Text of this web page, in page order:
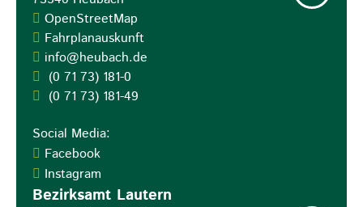
OpenStreetMap
Fahrplanauskunft
info@heubach.de
(0 71 73) 181-0
(0 71 73) 181-49
Social Media:
Facebook
Instagram
Bezirksamt Lautern